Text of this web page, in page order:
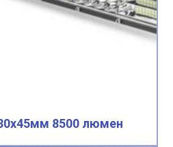
8500 люмен